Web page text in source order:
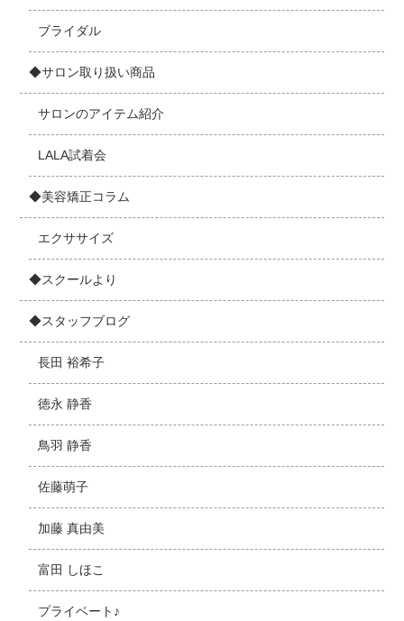
ブライダル
◆サロン取り扱い商品
サロンのアイテム紹介
LALA試着会
◆美容矯正コラム
エクササイズ
◆スクールより
◆スタッフブログ
長田 裕希子
徳永 静香
鳥羽 静香
佐藤萌子
加藤 真由美
富田 しほこ
プライベート♪